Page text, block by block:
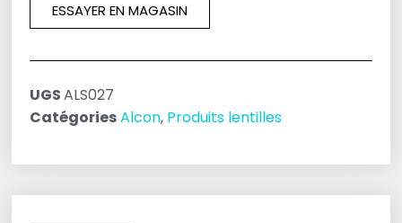
ESSAYER EN MAGASIN
UGSALS027
CatégoriesAlcon, Produits lentilles